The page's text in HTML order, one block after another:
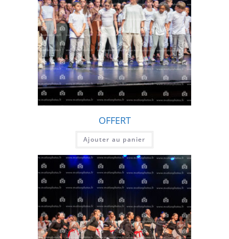
OFFERT
Ajouter au panier